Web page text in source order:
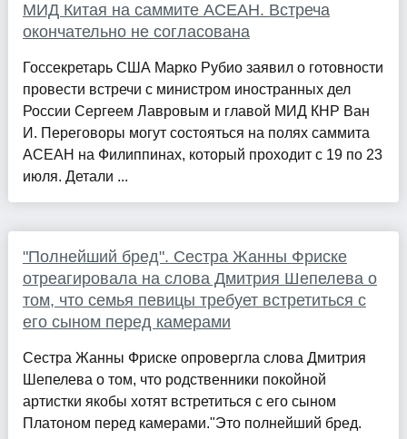
МИД Китая на саммите АСЕАН. Встреча
окончательно не согласована
Госсекретарь США Марко Рубио заявил о готовности
провести встречи с министром иностранных дел
России Сергеем Лавровым и главой МИД КНР Ван
И. Переговоры могут состояться на полях саммита
АСЕАН на Филиппинах, который проходит с 19 по 23
июля. Детали ...
"Полнейший бред". Сестра Жанны Фриске
отреагировала на слова Дмитрия Шепелева о
том, что семья певицы требует встретиться с
его сыном перед камерами
Сестра Жанны Фриске опровергла слова Дмитрия
Шепелева о том, что родственники покойной
артистки якобы хотят встретиться с его сыном
Платоном перед камерами."Это полнейший бред.